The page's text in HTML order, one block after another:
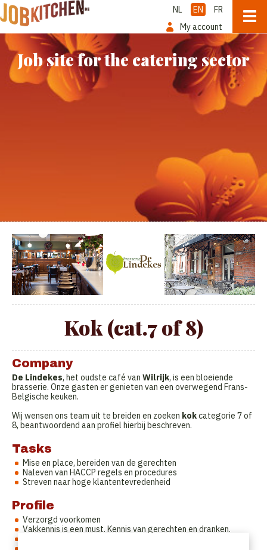
NL EN
FR
My account
Job site for the catering sector
Kok (cat.7 of 8)
Company
De Lindekes, het oudste café van Wilrijk, is een bloeiende
brasserie. Onze gasten er genieten van een overwegend Frans-
Belgische keuken.
Wij wensen ons team uit te breiden en zoeken kokcategorie 7 of
8, beantwoordend aan profiel hierbij beschreven.
Tasks
Mise en place, bereiden van de gerechten
Naleven van HACCP regels en procedures
Streven naar hoge klantentevredenheid
Profile
Verzorgd voorkomen
Vakkennis is een must. Kennis van gerechten en dranken.